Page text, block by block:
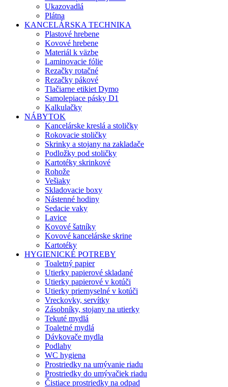
Ukazovadlá
Plátna
KANCELÁRSKA TECHNIKA
Plastové hrebene
Kovové hrebene
Materiál k väzbe
Laminovacie fólie
Rezačky rotačné
Rezačky pákové
Tlačiarne etikiet Dymo
Samolepiace pásky D1
Kalkulačky
NÁBYTOK
Kancelárske kreslá a stoličky
Rokovacie stoličky
Skrinky a stojany na zakladače
Podložky pod stoličky
Kartotéky skrinkové
Rohože
Vešiaky
Skladovacie boxy
Nástenné hodiny
Sedacie vaky
Lavice
Kovové šatníky
Kovové kancelárske skrine
Kartotéky
HYGIENICKÉ POTREBY
Toaletný papier
Utierky papierové skladané
Utierky papierové v kotúči
Utierky priemyselné v kotúči
Vreckovky, servítky
Zásobníky, stojany na utierky
Tekuté mydlá
Toaletné mydlá
Dávkovače mydla
Podlahy
WC hygiena
Prostriedky na umývanie riadu
Prostriedky do umývačiek riadu
Čistiace prostriedky na odpad